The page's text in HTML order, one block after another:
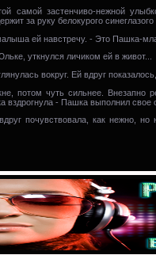
самой застенчиво-нежной
за руку белокурого
ей навстречу. - Это Пашка-
уткнулся личиком ей в живот...
вокруг. Ей вдруг
потом чуть сильнее. Внезапно
вздрогнула - Пашка выполнил свое
почувствовала, как нежно,